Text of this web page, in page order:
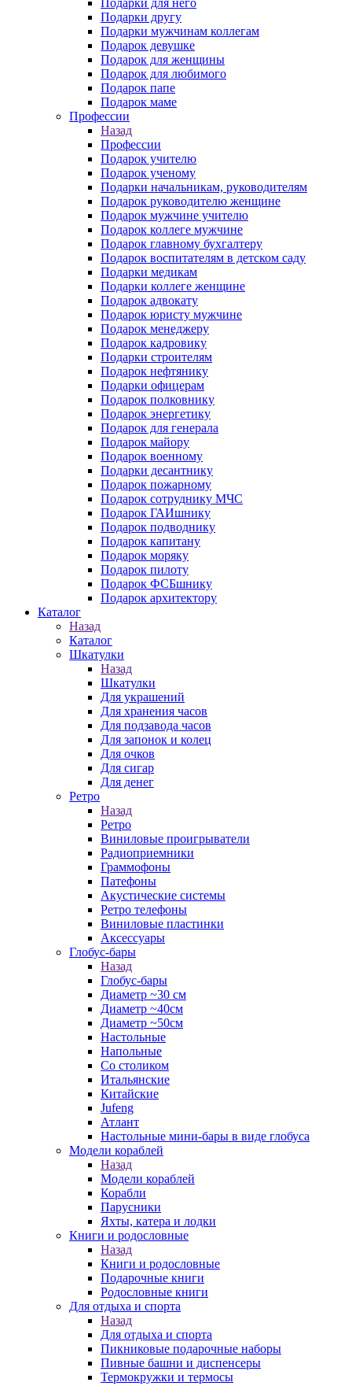
Подарки для него
Подарки другу
Подарки мужчинам коллегам
Подарок девушке
Подарок для женщины
Подарок для любимого
Подарок папе
Подарок маме
Профессии
Назад
Профессии
Подарок учителю
Подарок ученому
Подарки начальникам, руководителям
Подарок руководителю женщине
Подарок мужчине учителю
Подарок коллеге мужчине
Подарок главному бухгалтеру
Подарок воспитателям в детском саду
Подарки медикам
Подарки коллеге женщине
Подарок адвокату
Подарок юристу мужчине
Подарок менеджеру
Подарок кадровику
Подарки строителям
Подарок нефтянику
Подарки офицерам
Подарок полковнику
Подарок энергетику
Подарок для генерала
Подарок майору
Подарок военному
Подарки десантнику
Подарок пожарному
Подарок сотруднику МЧС
Подарок ГАИшнику
Подарок подводнику
Подарок капитану
Подарок моряку
Подарок пилоту
Подарок ФСБшнику
Подарок архитектору
Каталог
Назад
Каталог
Шкатулки
Назад
Шкатулки
Для украшений
Для хранения часов
Для подзавода часов
Для запонок и колец
Для очков
Для сигар
Для денег
Ретро
Назад
Ретро
Виниловые проигрыватели
Радиоприемники
Граммофоны
Патефоны
Акустические системы
Ретро телефоны
Виниловые пластинки
Аксессуары
Глобус-бары
Назад
Глобус-бары
Диаметр ~30 см
Диаметр ~40см
Диаметр ~50см
Настольные
Напольные
Со столиком
Итальянские
Китайские
Jufeng
Атлант
Настольные мини-бары в виде глобуса
Модели кораблей
Назад
Модели кораблей
Корабли
Парусники
Яхты, катера и лодки
Книги и родословные
Назад
Книги и родословные
Подарочные книги
Родословные книги
Для отдыха и спорта
Назад
Для отдыха и спорта
Пикниковые подарочные наборы
Пивные башни и диспенсеры
Термокружки и термосы